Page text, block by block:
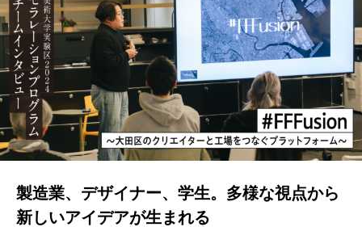
MAU SOCIAL IMPACT AWARDについて
ACCELERATION PROGRAM
アクセラレーションプログラムについて
MAGAZINE
実験区マガジン
お問い合わせ
製造業、デザイナー、学生。多様な視点から
新しいアイデアが生まれる